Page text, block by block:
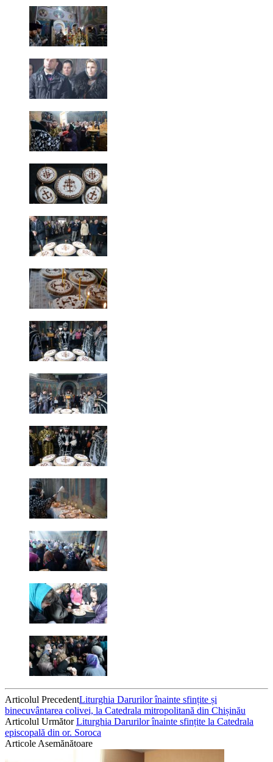
Articolul PrecedentLiturghia Darurilor înainte sfințite și
binecuvântarea colivei, la Catedrala mitropolitană din Chișinău
Articolul UrmătorLiturghia Darurilor înainte sfințite la Catedrala
episcopală din or. Soroca
Articole Asemănătoare